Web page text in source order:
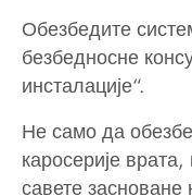
Обезбедите
безбедносне
инсталације“.
Не само да
каросерије
савете засноване